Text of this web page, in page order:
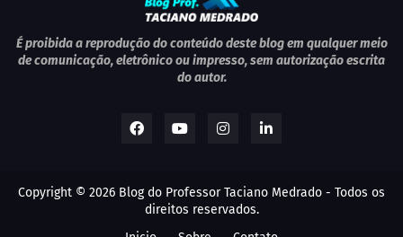
ANIVERSÁRIO DA CIDADE
ANIVERSÁRIOS (1)
APEXBRASIL (1)
AVIAÇÃO (1)
É proibida a reprodução do conteúdo deste blog em qualquer meio
de comunicação, eletrônico ou impresso, sem autorização escrita
do autor.
Copyright © 2026 Blog do Professor Taciano Medrado - Todos os
direitos reservados.